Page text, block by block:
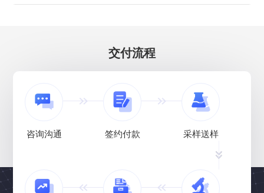
交付流程
咨询沟通 签约付款 采样送样